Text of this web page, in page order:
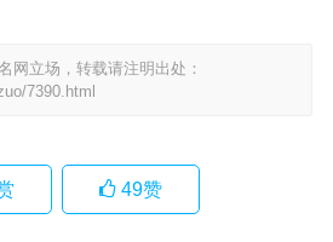
网立场，转载请注明出处：
7390.html
49赞